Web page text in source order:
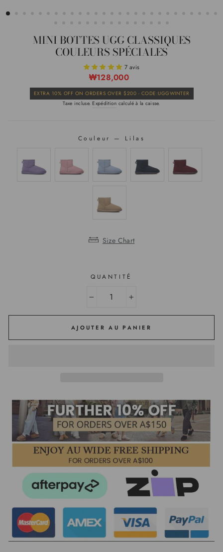
MINI BOTTES UGG CLASSIQUES
COULEURS SPÉCIALES
7 avis
Prix
régulier
₩128,000
EXTRA 10% OFF ON ORDERS OVER $200 - CODE:UGGWINTER
Prix
Taxe incluse. Expédition calculé à la caisse.
Couleur —
Lilas
Size Chart
QUANTITÉ
AJOUTER AU PANIER